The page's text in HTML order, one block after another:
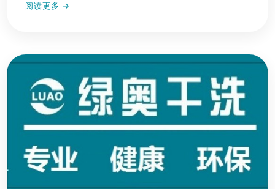
阅读更多 →